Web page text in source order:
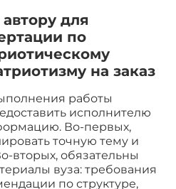
для
по
на заказ
работы
исполнителю
Во-первых,
точную тему и
вторых, обязательны
вуза: требования
по структуре,